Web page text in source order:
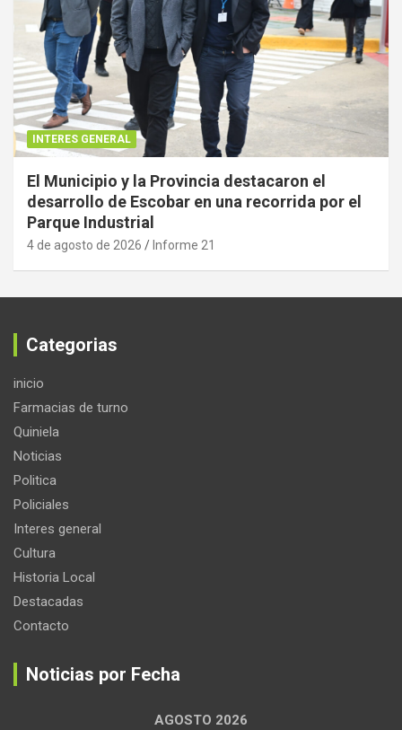
INTERES GENERAL
El Municipio y la Provincia destacaron el
desarrollo de Escobar en una recorrida por el
Parque Industrial
4 de agosto de 2026 Informe 21
Categorias
inicio
Farmacias de turno
Quiniela
Noticias
Politica
Policiales
Interes general
Cultura
Historia Local
Destacadas
Contacto
Noticias por Fecha
AGOSTO 2026